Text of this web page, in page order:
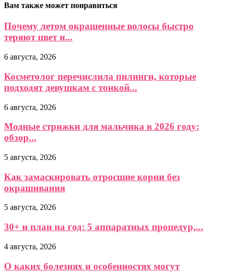
Вам также может понравиться
Почему летом окрашенные волосы быстро
теряют цвет и...
6 августа, 2026
Косметолог перечислила пилинги, которые
подходят девушкам с тонкой...
6 августа, 2026
Модные стрижки для мальчика в 2026 году:
обзор...
5 августа, 2026
Как замаскировать отросшие корни без
окрашивания
5 августа, 2026
30+ и план на год: 5 аппаратных процедур,...
4 августа, 2026
О каких болезнях и особенностях могут